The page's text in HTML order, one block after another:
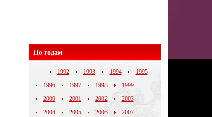
По годам
1992 1993 1994
1995
1996
1997 1998
1999
2000
2001 2002
2003
2004
2005 2006
2007